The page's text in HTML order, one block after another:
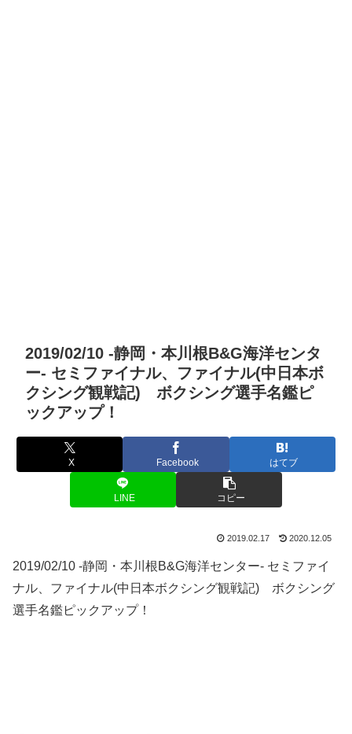
2019/02/10 -静岡・本川根B&G海洋センタ
ー- セミファイナル、ファイナル(中日本ボ
クシング観戦記) ボクシング選手名鑑ピ
ックアップ！
X Facebook はてブ
LINE コピー
2019.02.17 2020.12.05
2019/02/10 -静岡・本川根B&G海洋センター- セミファイ
ナル、ファイナル(中日本ボクシング観戦記) ボクシング
選手名鑑ピックアップ！